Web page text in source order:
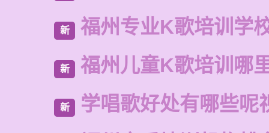
新 福州专业K歌培训学
新 福州儿童K歌培训哪
新 学唱歌好处有哪些呢